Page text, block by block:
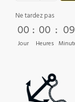
Ne tardez pas
00
Jour
: 00
Heures
: 09